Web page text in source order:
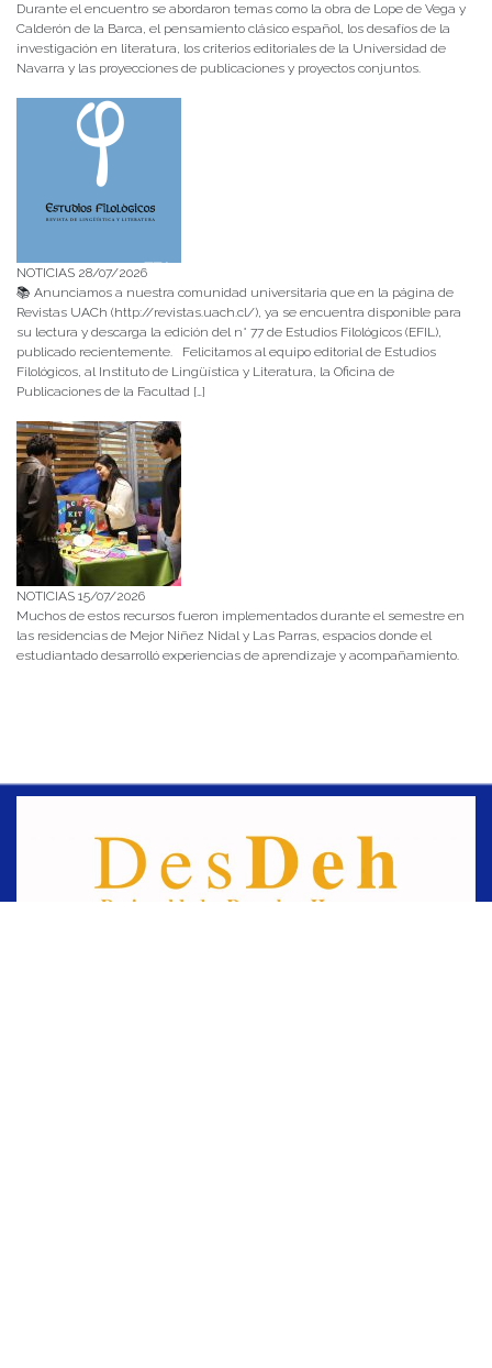
Durante el encuentro se abordaron temas como la obra de Lope de Vega y
Calderón de la Barca, el pensamiento clásico español, los desafíos de la
investigación en literatura, los criterios editoriales de la Universidad de
Navarra y las proyecciones de publicaciones y proyectos conjuntos.
NOTICIAS 28/07/2026
📚 Anunciamos a nuestra comunidad universitaria que en la página de
Revistas UACh (http://revistas.uach.cl/), ya se encuentra disponible para
su lectura y descarga la edición del n° 77 de Estudios Filológicos (EFIL),
publicado recientemente. Felicitamos al equipo editorial de Estudios
Filológicos, al Instituto de Lingüística y Literatura, la Oficina de
Publicaciones de la Facultad […]
NOTICIAS 15/07/2026
Muchos de estos recursos fueron implementados durante el semestre en
las residencias de Mejor Niñez Nidal y Las Parras, espacios donde el
estudiantado desarrolló experiencias de aprendizaje y acompañamiento.